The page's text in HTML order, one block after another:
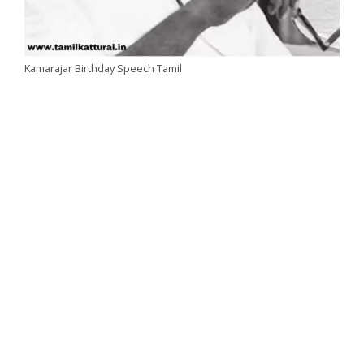
Kamarajar Birthday Speech Tamil